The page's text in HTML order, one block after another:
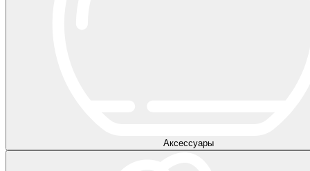
Аксессуары